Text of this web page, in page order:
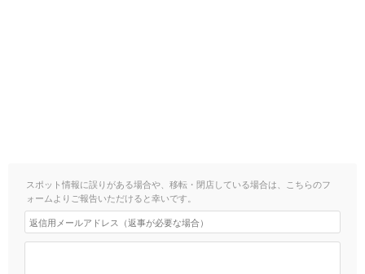
スポット情報に誤りがある場合や、移転・閉店している場合は、こちらのフ
ォームよりご報告いただけると幸いです。